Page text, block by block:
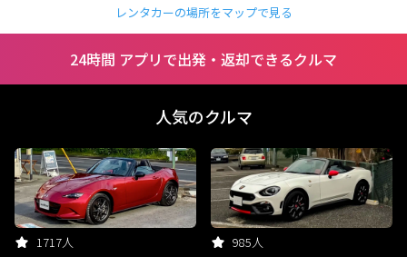
レンタカーの場所をマップで見る
24時間 アプリで出発・返却できるクルマ
人気のクルマ
1717人 985人